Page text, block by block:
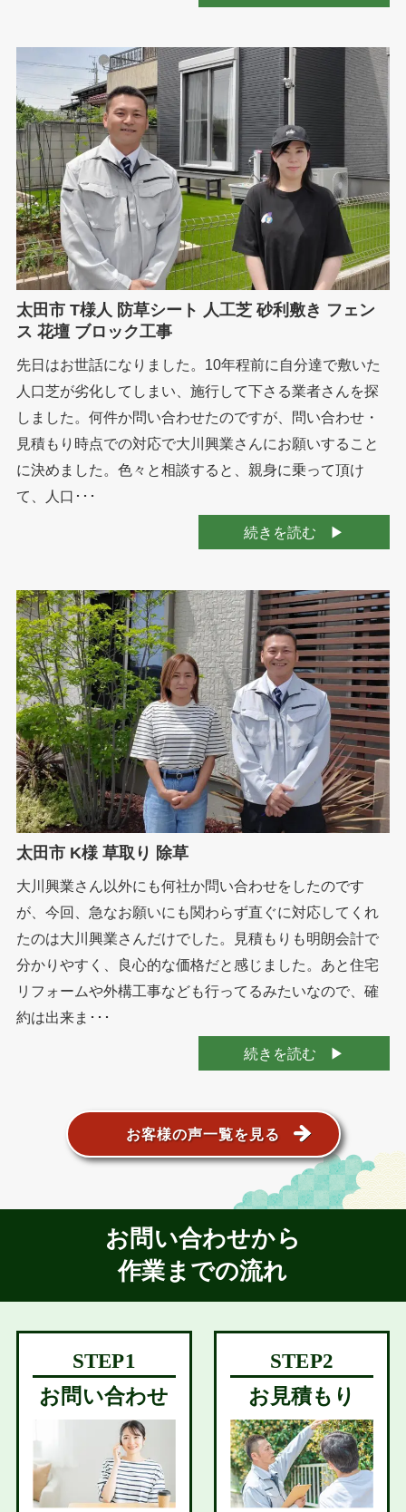
太田市 T様人 防草シート 人工芝 砂利敷き フェン
ス 花壇 ブロック工事
先日はお世話になりました。10年程前に自分達で敷いた
人口芝が劣化してしまい、施行して下さる業者さんを探
しました。何件か問い合わせたのですが、問い合わせ・
見積もり時点での対応で大川興業さんにお願いすること
に決めました。色々と相談すると、親身に乗って頂け
て、人口･･･
続きを読む
太田市 K様 草取り 除草
大川興業さん以外にも何社か問い合わせをしたのです
が、今回、急なお願いにも関わらず直ぐに対応してくれ
たのは大川興業さんだけでした。見積もりも明朗会計で
分かりやすく、良心的な価格だと感じました。あと住宅
リフォームや外構工事なども行ってるみたいなので、確
約は出来ま･･･
続きを読む
お客様の声一覧を見る
お問い合わせから
作業までの流れ
お問い合わせ お見積もり